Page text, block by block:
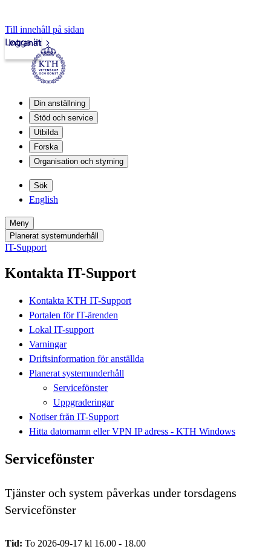
Till innehåll på sidan
Intranät
Logga in
Din anställning
Stöd och service
Utbilda
Forska
Organisation och styrning
Sök
English
Meny
Planerat systemunderhåll
IT-Support
Kontakta IT-Support
Kontakta KTH IT-Support
Portalen för IT-ärenden
Lokal IT-support
Varningar
Driftsinformation för anställda
Planerat systemunderhåll
Servicefönster
Uppgraderingar
Notiser från IT-Support
Hitta datornamn eller VPN IP adress - KTH Windows
Servicefönster
Tjänster och system påverkas under torsdagens
Servicefönster
Tid: To 2026-09-17 kl 16.00 - 18.00